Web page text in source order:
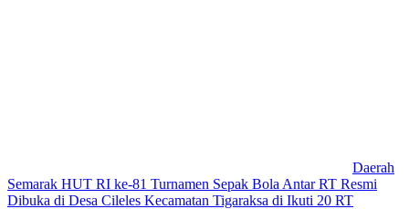
Daerah
Semarak HUT RI ke-81 Turnamen Sepak Bola Antar RT Resmi
Dibuka di Desa Cileles Kecamatan Tigaraksa di Ikuti 20 RT